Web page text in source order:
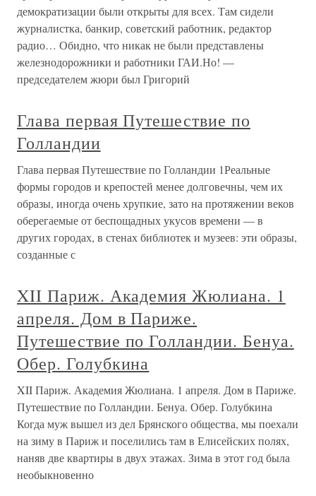
демократизации были открыты для всех. Там сидели
журналистка, банкир, советский работник, редактор
радио… Обидно, что никак не были представлены
железнодорожники и работники ГАИ.Но! —
председателем жюри был Григорий
Глава первая Путешествие по
Голландии
Глава первая Путешествие по Голландии 1Реальные
формы городов и крепостей менее долговечны, чем их
образы, иногда очень хрупкие, зато на протяжении веков
оберегаемые от беспощадных укусов времени — в
других городах, в стенах библиотек и музеев: эти образы,
созданные с
XII Париж. Академия Жюлиана. 1
апреля. Дом в Париже.
Путешествие по Голландии. Бенуа.
Обер. Голубкина
XII Париж. Академия Жюлиана. 1 апреля. Дом в Париже.
Путешествие по Голландии. Бенуа. Обер. Голубкина
Когда муж вышел из дел Брянского общества, мы поехали
на зиму в Париж и поселились там в Елисейских полях,
наняв две квартиры в двух этажах. Зима в этот год была
необыкновенно